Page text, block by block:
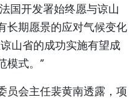
国开发署始终愿与谅山
长期愿景的应对气候变化
山省的成功实施有望成
模式。”
员会主任裴黄南透露，项